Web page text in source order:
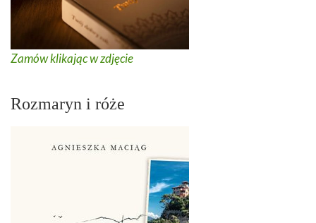
Zamów klikając w zdjęcie
Rozmaryn i róże